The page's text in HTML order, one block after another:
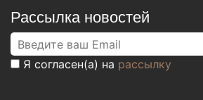
Рассылка новостей
Я согласен(а) на рассылку